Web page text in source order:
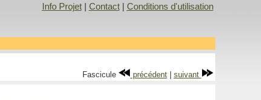
Info Projet| Contact| Conditions d'utilisation
Fascicule précédent| suivant